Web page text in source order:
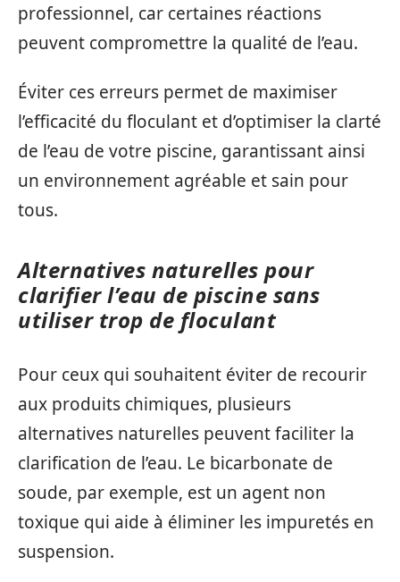
professionnel, car certaines réactions
peuvent compromettre la qualité de l’eau.
Éviter ces erreurs permet de maximiser
l’efficacité du floculant et d’optimiser la clarté
de l’eau de votre piscine, garantissant ainsi
un environnement agréable et sain pour
tous.
Alternatives naturelles pour
clarifier l’eau de piscine sans
utiliser trop de floculant
Pour ceux qui souhaitent éviter de recourir
aux produits chimiques, plusieurs
alternatives naturelles peuvent faciliter la
clarification de l’eau. Le bicarbonate de
soude, par exemple, est un agent non
toxique qui aide à éliminer les impuretés en
suspension.